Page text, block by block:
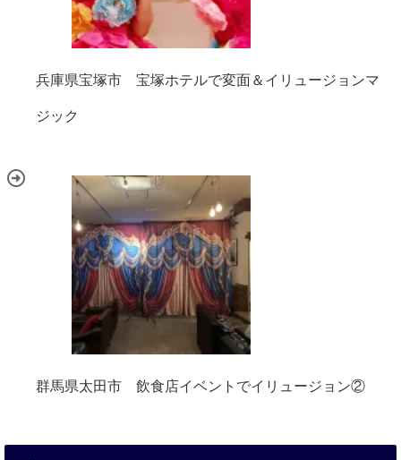
兵庫県宝塚市 宝塚ホテルで変面＆イリュージョンマ
ジック
群馬県太田市 飲食店イベントでイリュージョン②